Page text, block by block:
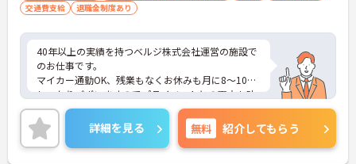
交通費支給
退職金制度あり
40年以上の実績を持つベルジ株式会社運営の施設で
のお仕事です。
マイカー通勤OK、残業もなくお休みも月に8～10日
しっかりございますのでプライベートとの両立も叶
います。
育児休暇取得実績もあり、扶養手当も豊富ですので
お子様がいらっしゃる方にもおすすめです。
ご興味ある方には面接対策ポイントなど、さらに詳
詳細を見る 無料 紹介してもらう